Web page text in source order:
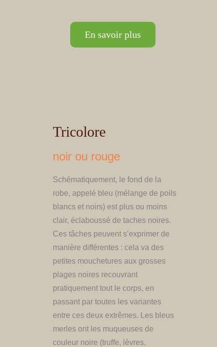
En savoir plus
Tricolore
noir ou rouge
​Schématiquement, le fond de la
robe, appelé bleu (mélange de poils
blancs et noirs) est plus ou moins
clair, éclaboussé de taches noires.
Ces tâches peuvent s’exprimer de
manière différentes : cela va des
petites mouchetures aux grosses
plages noires recouvrant
pratiquement tout le corps, en
passant par toutes les variantes
entre ces deux extrêmes. Les bleus
merles ont les muqueuses de
couleur noire (truffe, lèvres,